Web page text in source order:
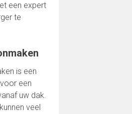
een expert
te
is een
een
uw dak.
kunnen veel